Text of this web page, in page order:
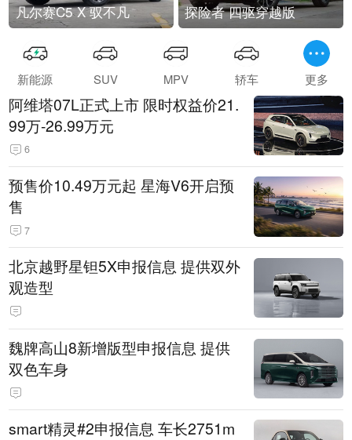
凡尔赛C5 X 驭不凡 探险者 四驱穿越版
新能源 SUV MPV 轿车 更多
阿维塔07L正式上市 限时权益价21.
99万-26.99万元
6
预售价10.49万元起 星海V6开启预
售
7
北京越野星钽5X申报信息 提供双外
观造型
魏牌高山8新增版型申报信息 提供
双色车身
smart精灵#2申报信息 车长2751m